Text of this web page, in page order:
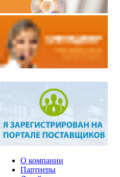
О компании
Партнеры